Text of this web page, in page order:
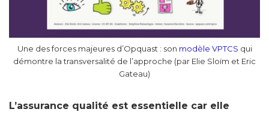
Une des forces majeures d’Opquast : son modèle VPTCS qui
démontre la transversalité de l’approche (par Elie Sloïm et Eric
Gateau)
L’assurance qualité est essentielle car elle